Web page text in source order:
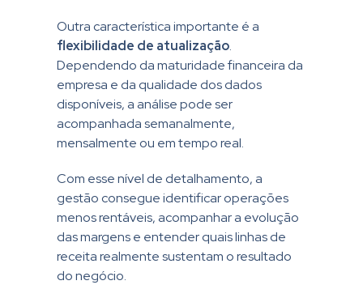
Outra característica importante é a
flexibilidade de atualização.
Dependendo da maturidade financeira da
empresa e da qualidade dos dados
disponíveis, a análise pode ser
acompanhada semanalmente,
mensalmente ou em tempo real.
Com esse nível de detalhamento, a
gestão consegue identificar operações
menos rentáveis, acompanhar a evolução
das margens e entender quais linhas de
receita realmente sustentam o resultado
do negócio.